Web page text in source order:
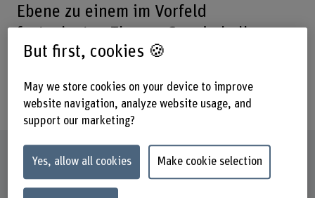
Ebene zu einem im Vorfeld
festgelegten Thema. Ca. ein halbes
jahr später wird das Thema einem
breiten Praxispublikum zugänglich
gemacht.
Factsheet
But first, cookies 🍪
May we store cookies on your device to improve
website navigation, analyze website usage, and
support our marketing?
Yes, allow all cookies Make cookie selection